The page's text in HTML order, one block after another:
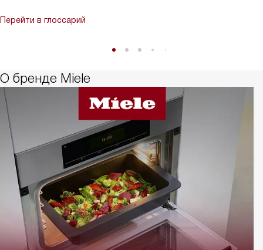
Перейти в глоссарий
О бренде Miele